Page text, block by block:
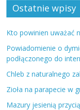
Ostatnie wpisy
Kto powinien uważać
Powiadomienie o
podłączonego do
Chleb z naturalnego
Zioła na parapecie w
Mazury jesienią